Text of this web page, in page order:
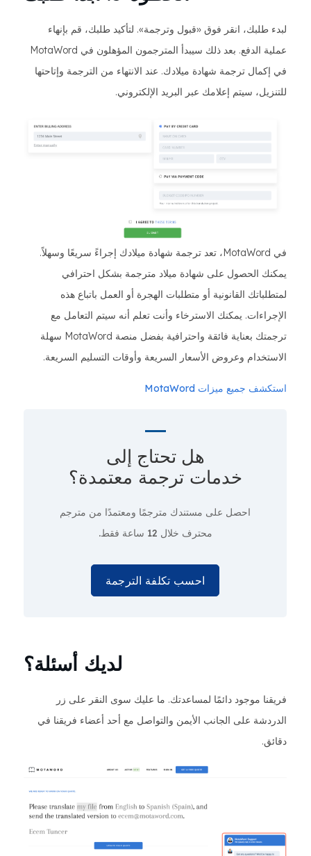
لبدء طلبك، انقر فوق «قبول وترجمة». لتأكيد طلبك، قم بإنهاء
عملية الدفع. بعد ذلك سيبدأ المترجمون المؤهلون في MotaWord
في إكمال ترجمة شهادة ميلادك. عند الانتهاء من الترجمة وإتاحتها
للتنزيل، سيتم إعلامك عبر البريد الإلكتروني.
في MotaWord، تعد ترجمة شهادة ميلادك إجراءً سريعًا وسهلاً.
يمكنك الحصول على شهادة ميلاد مترجمة بشكل احترافي
لمتطلباتك القانونية أو متطلبات الهجرة أو العمل باتباع هذه
الإجراءات. يمكنك الاسترخاء وأنت تعلم أنه سيتم التعامل مع
ترجمتك بعناية فائقة واحترافية بفضل منصة MotaWord سهلة
الاستخدام وعروض الأسعار السريعة وأوقات التسليم السريعة.
استكشف جميع ميزات MotaWord
هل تحتاج إلى
خدمات ترجمة معتمدة؟
احصل على مستندك مترجمًا ومعتمدًا من مترجم
محترف خلال 12 ساعة فقط.
احسب تكلفة الترجمة
لديك أسئلة؟
فريقنا موجود دائمًا لمساعدتك. ما عليك سوى النقر على زر
الدردشة على الجانب الأيمن والتواصل مع أحد أعضاء فريقنا في
دقائق.